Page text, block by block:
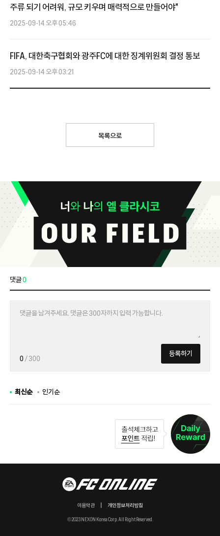
주류 되기 어려워, 규모 키우며 매력적으로 만들어야"
2025-09-14 오후 05:46
FIFA, 대한축구협회와 광주FC에 대한 징계위원회 결정 통보
2025-09-14 오후 03:21
목록으로
댓글0
0/ 300
등록하기
최신순 인기순
이용약관 개인정보처리방침
© 2023 NEXON Korea Corp. All Right Reserved.